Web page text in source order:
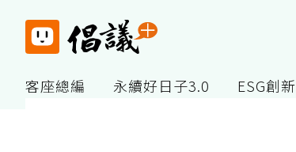
客座總編 永續好日子3.0 ESG創新